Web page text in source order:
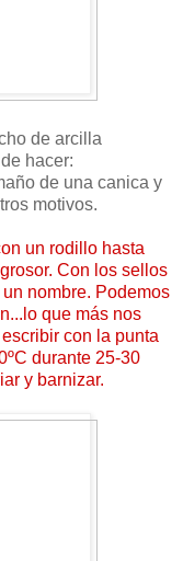
de arcilla
hacer:
de una canica y
motivos.
un rodillo hasta
Con los sellos
nombre. Podemos
que más nos
con la punta
durante 25-30
y barnizar.